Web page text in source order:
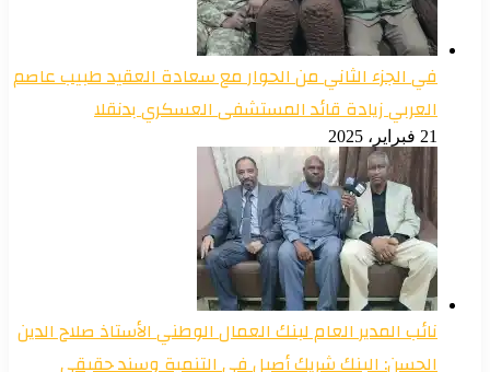
في الجزء الثاني من الحوار مع سعادة العقيد طبيب عاصم
العربي زيادة قائد المستشفى العسكري بدنقلا
21 فبراير، 2025
نائب المدير العام لبنك العمال الوطني الأستاذ صلاح الدين
الحسن: البنك شريك أصيل في التنمية وسند حقيقي